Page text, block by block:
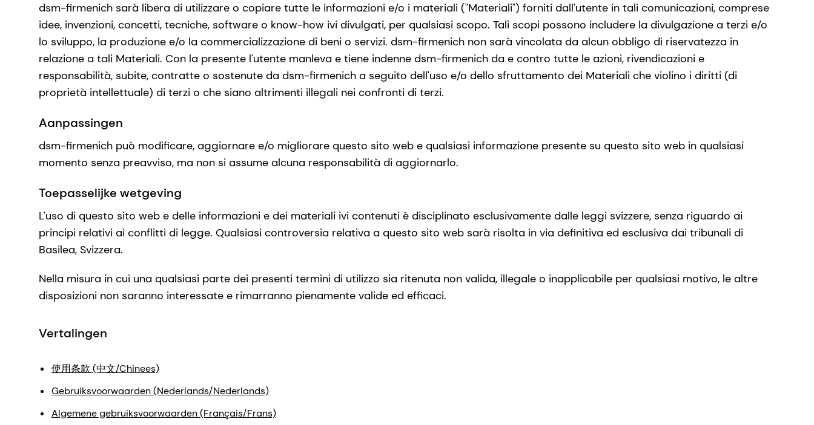
dsm-firmenich sarà libera di utilizzare o copiare tutte le informazioni e/o i materiali ("Materiali") forniti dall'utente in tali comunicazioni, comprese
idee, invenzioni, concetti, tecniche, software o know-how ivi divulgati, per qualsiasi scopo. Tali scopi possono includere la divulgazione a terzi e/o
lo sviluppo, la produzione e/o la commercializzazione di beni o servizi. dsm-firmenich non sarà vincolata da alcun obbligo di riservatezza in
relazione a tali Materiali. Con la presente l'utente manleva e tiene indenne dsm-firmenich da e contro tutte le azioni, rivendicazioni e
responsabilità, subite, contratte o sostenute da dsm-firmenich a seguito dell'uso e/o dello sfruttamento dei Materiali che violino i diritti (di
proprietà intellettuale) di terzi o che siano altrimenti illegali nei confronti di terzi.
Aanpassingen
dsm-firmenich può modificare, aggiornare e/o migliorare questo sito web e qualsiasi informazione presente su questo sito web in qualsiasi
momento senza preavviso, ma non si assume alcuna responsabilità di aggiornarlo.
Toepasselijke wetgeving
L'uso di questo sito web e delle informazioni e dei materiali ivi contenuti è disciplinato esclusivamente dalle leggi svizzere, senza riguardo ai
principi relativi ai conflitti di legge. Qualsiasi controversia relativa a questo sito web sarà risolta in via definitiva ed esclusiva dai tribunali di
Basilea, Svizzera.
Nella misura in cui una qualsiasi parte dei presenti termini di utilizzo sia ritenuta non valida, illegale o inapplicabile per qualsiasi motivo, le altre
disposizioni non saranno interessate e rimarranno pienamente valide ed efficaci.
Vertalingen
使用条款 (中文/Chinees)
Gebruiksvoorwaarden (Nederlands/Nederlands)
Algemene gebruiksvoorwaarden (Français/Frans)